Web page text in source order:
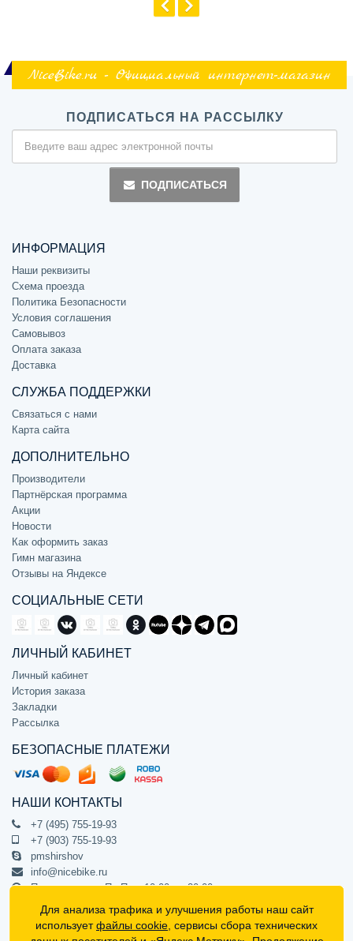
NiceBike.ru - Официальный интернет-магазин
ПОДПИСАТЬСЯ НА РАССЫЛКУ
ПОДПИСАТЬСЯ
ИНФОРМАЦИЯ
Наши реквизиты
Схема проезда
Политика Безопасности
Условия соглашения
Самовывоз
Оплата заказа
Доставка
СЛУЖБА ПОДДЕРЖКИ
Связаться с нами
Карта сайта
ДОПОЛНИТЕЛЬНО
Производители
Партнёрская программа
Акции
Новости
Как оформить заказ
Гимн магазина
Отзывы на Яндексе
СОЦИАЛЬНЫЕ СЕТИ
ЛИЧНЫЙ КАБИНЕТ
Личный кабинет
История заказа
Закладки
Рассылка
БЕЗОПАСНЫЕ ПЛАТЕЖИ
НАШИ КОНТАКТЫ
+7 (495) 755-19-93
+7 (903) 755-19-93
pmshirshov
info@nicebike.ru
Прием звонков Пн-Пт с 10:00 до 20:00
ПВЗ Пн-Пт с 10:00 до 20:00
г. Москва, ул. Барклая 13с1
подъезд 1, цокольный этаж, офис 1
Для анализа трафика и улучшения работы наш сайт
используетфайлы cookie , сервисы сбора технических